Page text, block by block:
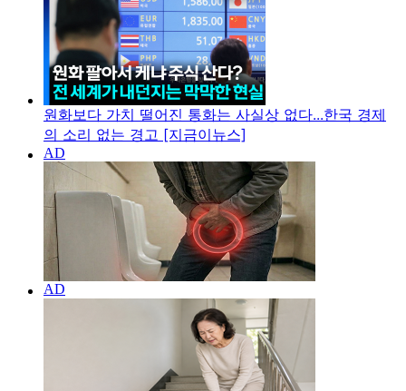
원화보다 가치 떨어진 통화는 사실상 없다...한국 경제
의 소리 없는 경고 [지금이뉴스]